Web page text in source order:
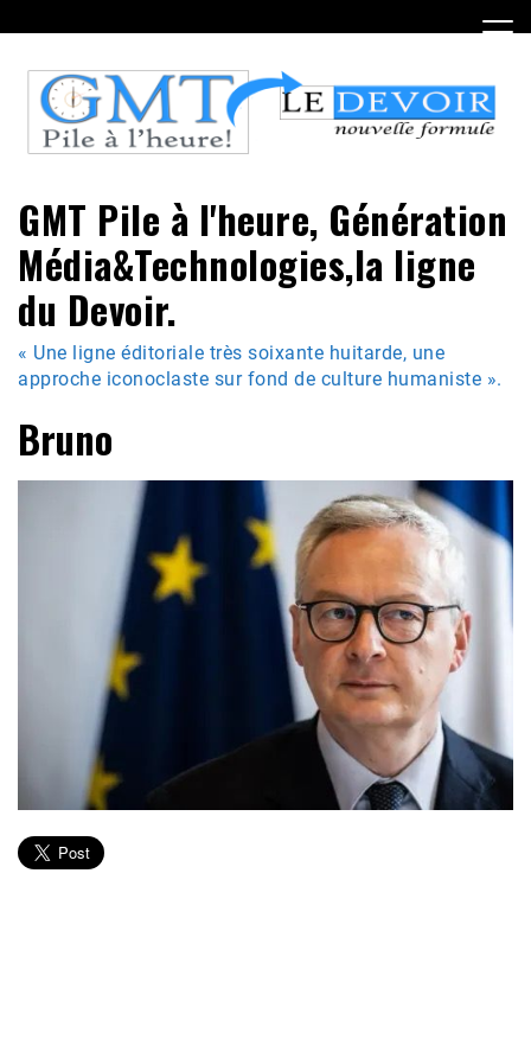
to
content
GMT Pile à l'heure, Génération
Média&Technologies,la ligne
du Devoir.
« Une ligne éditoriale très soixante huitarde, une
approche iconoclaste sur fond de culture humaniste ».
Bruno